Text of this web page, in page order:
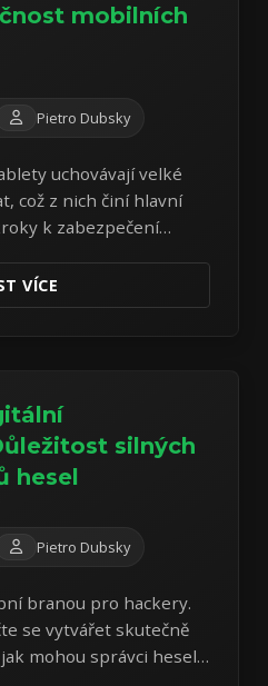
mobilních
Pietro Dubsky
uchovávají velké
což z nich činí hlavní
k zabezpečení
VÍCE
silných
hesel
Pietro Dubsky
branou pro hackery.
se vytvářet skutečně
mohou správci hesel